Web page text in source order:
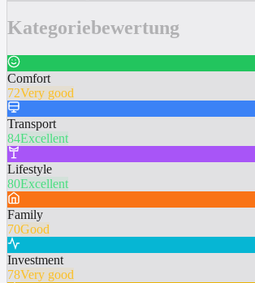
Kategoriebewertung
Comfort
72Very good
Transport
84Excellent
Lifestyle
80Excellent
Family
70Good
Investment
78Very good